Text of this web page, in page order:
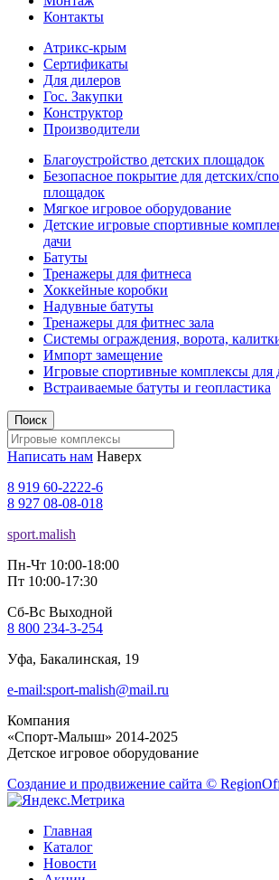
Контакты
Атрикс-крым
Сертификаты
Для дилеров
Гос. Закупки
Конструктор
Производители
Благоустройство детских площадок
Безопасное покрытие для детских/
площадок
Мягкое игровое оборудование
Детские игровые спортивные
дачи
Батуты
Тренажеры для фитнеса
Хоккейные коробки
Надувные батуты
Тренажеры для фитнес зала
Системы ограждения, ворота,
Импорт замещение
Игровые спортивные комплексы для
Встраиваемые батуты и геопластика
Поиск
Написать нам Наверх
8 919 60-2222-6
8 927 08-08-018
sport.malish
Пн-Чт 10:00-18:00
Пт 10:00-17:30
Сб-Вс Выходной
8 800 234-3-254
Уфа, Бакалинская, 19
e-mail:sport-malish@mail.ru
Компания
«Спорт-Малыш» 2014-2025
Детское игровое оборудование
Создание и продвижение сайта ©
Главная
Каталог
Новости